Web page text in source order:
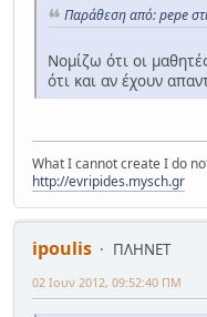
Παράθεση από: pepe
Νομίζω ότι οι
ότι και αν έχουν
What I cannot create I do
http://evripides.mysch.gr
ipoulis
ΠΛΗΝΕΤ
02 Ιουν 2012, 09:52:40 ΠΜ